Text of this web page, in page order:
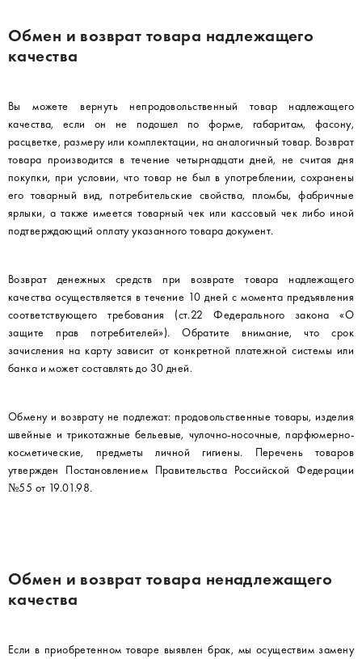
Обмен и возврат товара надлежащего
качества
Вы можете вернуть непродовольственный товар надлежащего
качества, если он не подошел по форме, габаритам, фасону,
расцветке, размеру или комплектации, на аналогичный товар. Возврат
товара производится в течение четырнадцати дней, не считая дня
покупки, при условии, что товар не был в употреблении, сохранены
его товарный вид, потребительские свойства, пломбы, фабричные
ярлыки, а также имеется товарный чек или кассовый чек либо иной
подтверждающий оплату указанного товара документ.
Возврат денежных средств при возврате товара надлежащего
качества осуществляется в течение 10 дней с момента предъявления
соответствующего требования (ст.22 Федерального закона «О
защите прав потребителей»). Обратите внимание, что срок
зачисления на карту зависит от конкретной платежной системы или
банка и может составлять до 30 дней.
Обмену и возврату не подлежат: продовольственные товары, изделия
швейные и трикотажные бельевые, чулочно-носочные, парфюмерно-
косметические, предметы личной гигиены. Перечень товаров
утвержден Постановлением Правительства Российской Федерации
№55 от 19.01.98.
Обмен и возврат товара ненадлежащего
качества
Если в приобретенном товаре выявлен брак, мы осуществим замену